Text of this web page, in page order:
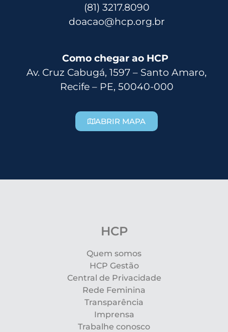
(81) 3217.8090
doacao@hcp.org.br
Como chegar ao HCP
Av. Cruz Cabugá, 1597 – Santo Amaro,
Recife – PE, 50040-000
ABRIR MAPA
HCP
Quem somos
HCP Gestão
Central de Privacidade
Rede Feminina
Transparência
Imprensa
Trabalhe conosco